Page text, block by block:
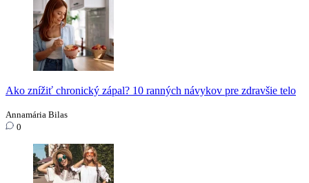
Ako znížiť chronický zápal? 10 ranných návykov pre zdravšie telo
Annamária Bilas
0